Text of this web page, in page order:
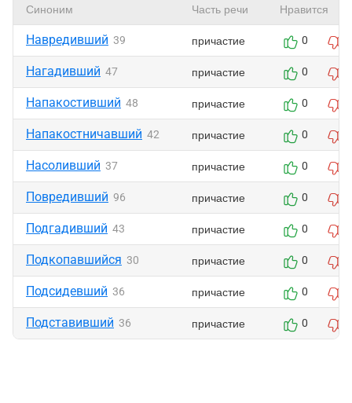
Синоним Часть речи Нравится
Навредивший 39 причастие 0
Нагадивший 47 причастие 0
Напакостивший 48 причастие 0
Напакостничавший 42 причастие 0
Насоливший 37 причастие 0
Повредивший 96 причастие 0
Подгадивший 43 причастие 0
Подкопавшийся 30 причастие 0
Подсидевший 36 причастие 0
Подставивший 36 причастие 0